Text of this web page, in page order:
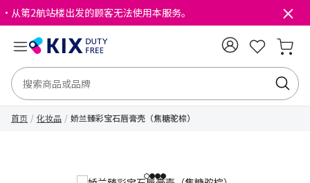
・从第2航站楼出发的顾客无法使用本服务。
首页 化妆品 娇兰臻彩宝石唇膏壳（焦糖驼棕）
1234